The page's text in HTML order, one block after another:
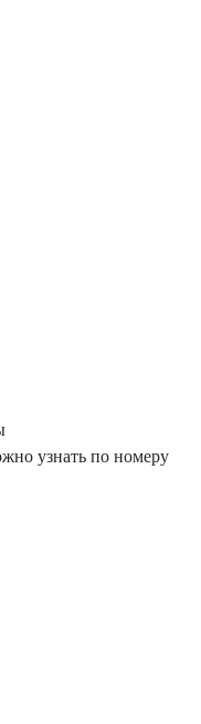
узнать по номеру